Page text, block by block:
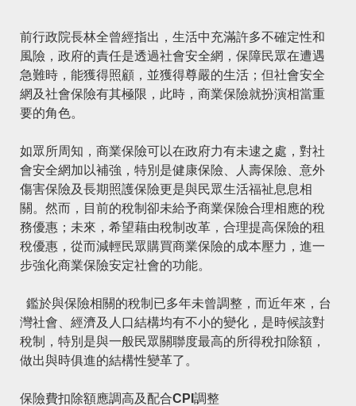
前行政院長林全曾經指出，生活中充滿許多不確定性和
風險，政府的責任是透過社會安全網，保障民眾在遭遇
急難時，能獲得照顧，並獲得尊嚴的生活；但社會安全
網及社會保險有其極限，此時，商業保險就扮演相當重
要的角色。
如眾所周知，商業保險可以在政府力有未逮之處，對社
會安全網加以補強，特別是健康保險 人壽保險
意外
傷害保險及長期照護保險更是與民眾生活福祉息息相
關。然而，目前的稅制卻未給予商業保險合理相應的稅
務優惠；未來，希望藉由稅制改革，合理提高保險的租
稅優惠，從而減輕民眾購買商業保險的成本壓力，進一
步強化商業保險安定社會的功能。
鑑於與保險相關的稅制已多年未曾調整，而近年來，台
灣社會、經濟及人口結構均有不小的變化，是時候該對
稅制，特別是與一般民眾關聯度最高的所得稅扣除額，
做出與時俱進的結構性變革了。
保險費扣除額應調高及配合CPI 調整